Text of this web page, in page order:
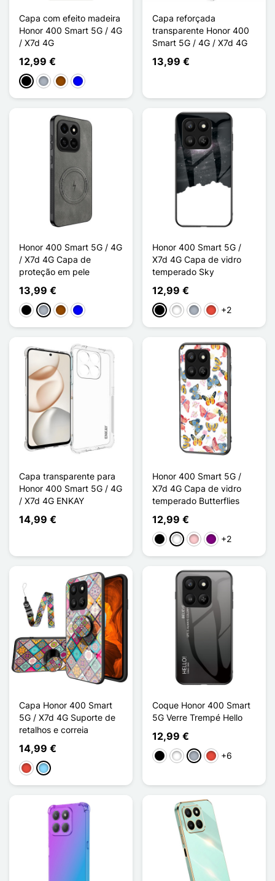
Capa com efeito madeira
Honor 400 Smart 5G / 4G
/ X7d 4G
12,99 €
PretoCinzento
Castanho
Azul
Capa reforçada
transparente Honor 400
Smart 5G / 4G / X7d 4G
13,99 €
Honor 400 Smart 5G / 4G
/ X7d 4G Capa de
proteção em pele
13,99 €
PretoCinzento
Castanho
Azul
Honor 400 Smart 5G /
X7d 4G Capa de vidro
temperado Sky
12,99 €
PretoBrancoCinzento
Vermelho
+2
Capa transparente para
Honor 400 Smart 5G / 4G
/ X7d 4G ENKAY
14,99 €
Honor 400 Smart 5G /
X7d 4G Capa de vidro
temperado Butterflies
12,99 €
PretoBrancoRosaPúrpura
+2
Capa Honor 400 Smart
5G / X7d 4G Suporte de
retalhos e correia
14,99 €
VermelhoAzul Claro
Coque Honor 400 Smart
5G Verre Trempé Hello
12,99 €
PretoBrancoCinzento
Vermelho
+6